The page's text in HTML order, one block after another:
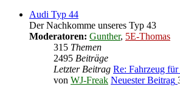
Audi Typ 44
Der Nachkomme unseres Typ 43
Moderatoren: Gunther, 5E-Thomas
315 Themen
2495 Beiträge
Letzter Beitrag Re: Fahrzeug
von WJ-Freak Neuester Beitrag